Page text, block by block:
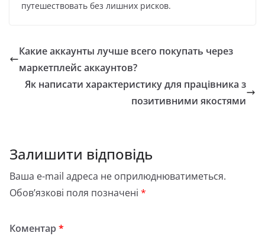
путешествовать без лишних рисков.
Какие аккаунты лучше всего покупать через
маркетплейс аккаунтов?
Як написати характеристику для працівника з
позитивними якостями
Залишити відповідь
Ваша e-mail адреса не оприлюднюватиметься.
Обов’язкові поля позначені *
Коментар*